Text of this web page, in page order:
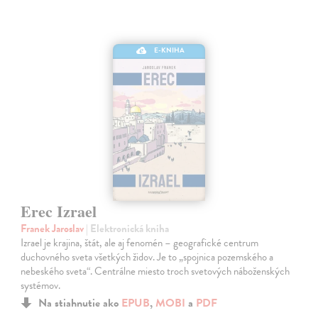
E-KNIHA
Erec Izrael
Franek Jaroslav| Elektronická kniha
Izrael je krajina, štát, ale aj fenomén – geografické centrum
duchovného sveta všetkých židov. Je to „spojnica pozemského a
nebeského sveta“. Centrálne miesto troch svetových náboženských
systémov.
Na stiahnutie ako EPUB, MOBI a PDF